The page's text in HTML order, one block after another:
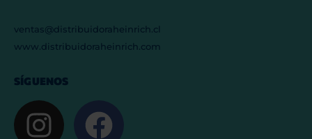
ventas@distribuidoraheinrich.cl
www.distribuidoraheinrich.com
SÍGUENOS